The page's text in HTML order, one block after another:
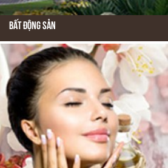
Bất Động Sản